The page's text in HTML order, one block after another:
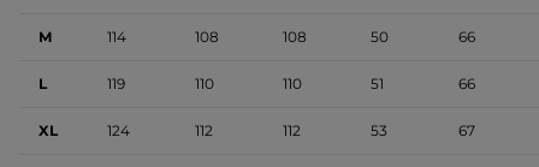
M 114 108 108 50 66
L 119 110 110 51 66
XL 124 112 112 53 67